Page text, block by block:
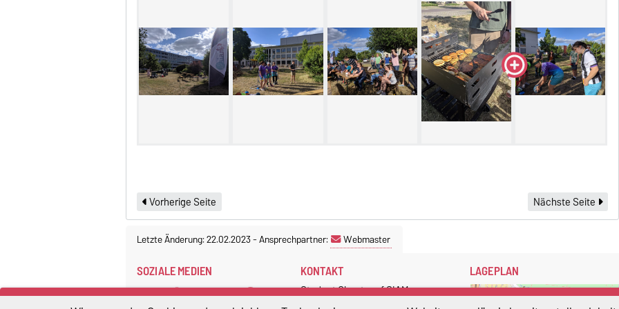
Vorherige Seite Nächste Seite
Letzte Änderung: 22.02.2023-Ansprechpartner: Webmaster
SOZIALE MEDIEN KONTAKT
Student Chapter of SIAM
Magdeburg
LAGEPLAN